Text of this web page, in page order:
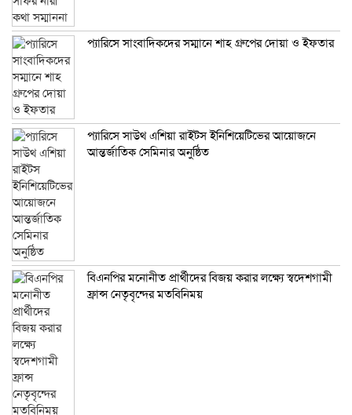
প্যারিসে সাংবাদিকদের সম্মানে শাহ গ্রুপের দোয়া ও ইফতার
প্যারিসে সাউথ এশিয়া রাইটস ইনিশিয়েটিভের আয়োজনে
আন্তর্জাতিক সেমিনার অনুষ্ঠিত
বিএনপির মনোনীত প্রার্থীদের বিজয় করার লক্ষ্যে স্বদেশগামী
ফ্রান্স নেতৃবৃন্দের মতবিনিময়